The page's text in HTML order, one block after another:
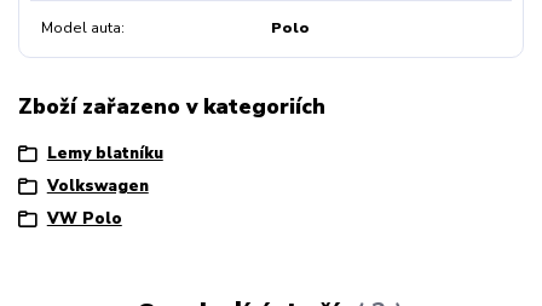
Model auta Polo
Zboží zařazeno v kategoriích
Lemy blatníku
Volkswagen
VW Polo